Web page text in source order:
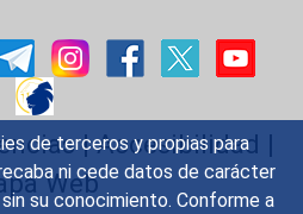
de terceros y propias para
ni cede datos de carácter
su conocimiento. Conforme a
|Accesibilidad |
Web